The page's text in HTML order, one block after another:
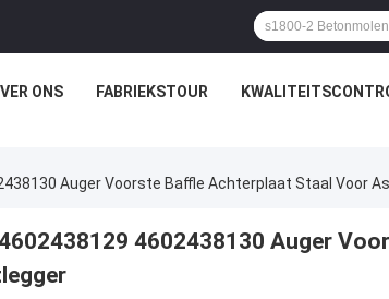
ONS FABRIEKSTOUR
Auger Voorste Baffle Achterplaat Staal Voor
4602438130 Auger